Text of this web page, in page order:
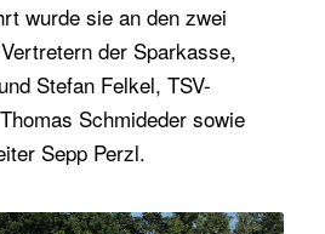
wurde sie an den zwei
der Sparkasse,
Stefan Felkel, TSV-
Schmideder sowie
Sepp Perzl.